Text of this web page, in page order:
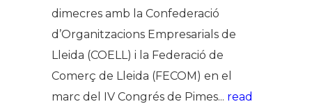
dimecres amb la Confederació
d’Organitzacions Empresarials de
Lleida (COELL) i la Federació de
Comerç de Lleida (FECOM) en el
marc del IV Congrés de Pimes... read